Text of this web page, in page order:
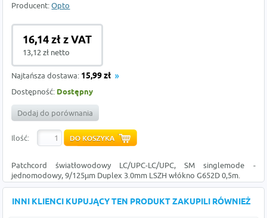
Producent:Opto
16,14 zł z VAT
13,12 zł netto
Najtańsza dostawa: 15,99 zł
Dostępność: Dostępny
Dodaj do porównania
Ilość:
Patchcord światłowodowy LC/UPC-LC/UPC, SM singlemode -
jednomodowy, 9/125µm Duplex 3.0mm LSZH włókno G652D 0,5m.
INNI KLIENCI KUPUJĄCY TEN PRODUKT ZAKUPILI RÓWNIEŻ